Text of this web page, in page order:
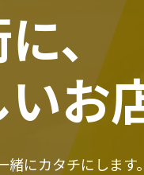
、
お
にカタチにします。